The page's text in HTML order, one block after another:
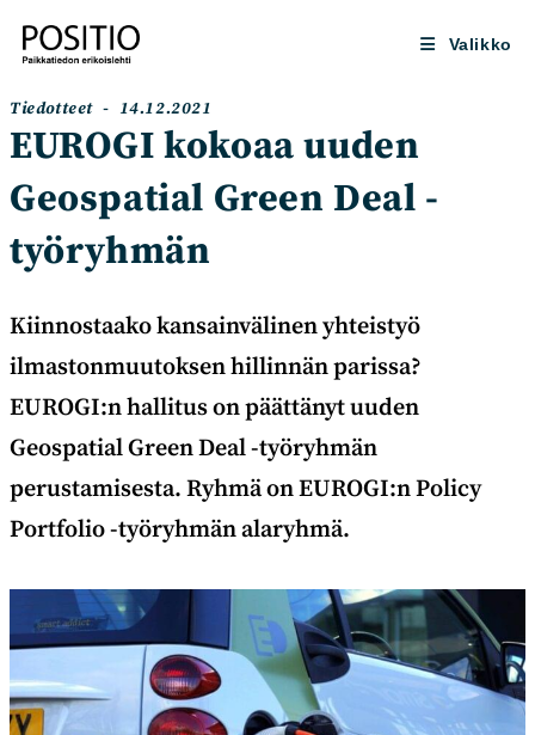
suoraan
sisältöön
Valikko
Artikkelin
kategoria:
Tiedotteet
Artikkeli
julkaistu:
14.12.2021
EUROGI kokoaa uuden
Geospatial Green Deal -
työryhmän
Kiinnostaako kansainvälinen yhteistyö
ilmastonmuutoksen hillinnän parissa?
EUROGI:n hallitus on päättänyt uuden
Geospatial Green Deal -työryhmän
perustamisesta. Ryhmä on EUROGI:n Policy
Portfolio -työryhmän alaryhmä.